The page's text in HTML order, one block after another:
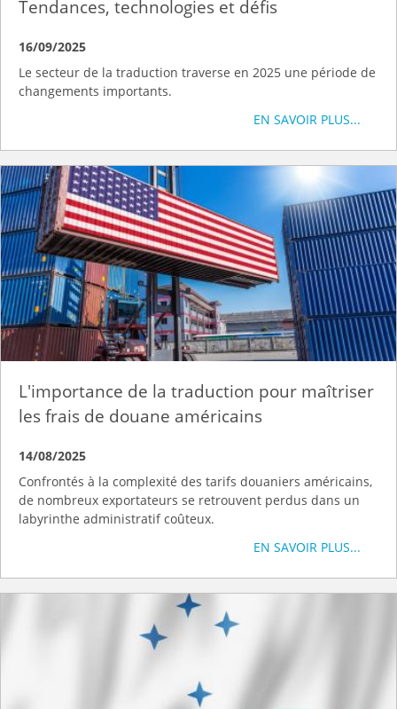
Tendances, technologies et défis
16/09/2025
Le secteur de la traduction traverse en 2025 une période de
changements importants.
EN SAVOIR PLUS
L'importance de la traduction pour maîtriser
les frais de douane américains
14/08/2025
Confrontés à la complexité des tarifs douaniers américains,
de nombreux exportateurs se retrouvent perdus dans un
labyrinthe administratif coûteux.
EN SAVOIR PLUS